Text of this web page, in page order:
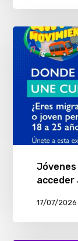
acceder
17/07/2026